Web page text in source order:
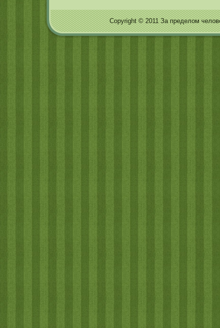
Copyright © 2011 За пределом